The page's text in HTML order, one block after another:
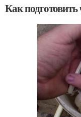
Как подготовить